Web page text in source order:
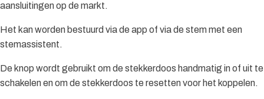
aansluitingen op de markt.
Het kan worden bestuurd via de app of via de stem met een
stemassistent.
De knop wordt gebruikt om de stekkerdoos handmatig in of uit te
schakelen en om de stekkerdoos te resetten voor het koppelen.